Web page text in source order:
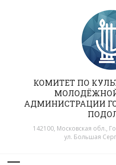
КОМИТЕТ ПО
АДМИНИСТРАЦИИ
142100, Московская обл.,
ул. Большая